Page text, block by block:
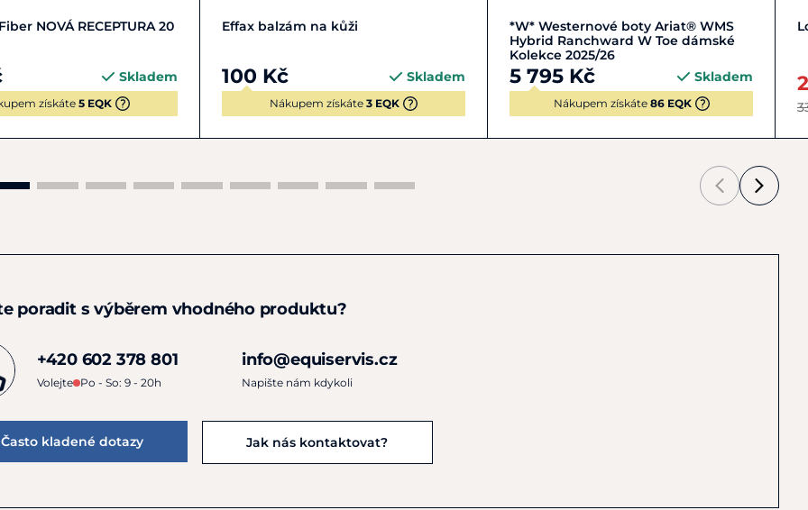
Do košíku
NOVÁ RECEPTURA 20
Skladem
získáte 5 EQK
Zobrazit detail
Effax balzám na kůži
100 Kč Skladem
Nákupem získáte 3 EQK
Zobrazit detail
*W* Westernové boty Ariat® WMS
Hybrid Ranchward W Toe dámské
Kolekce 2025/26
5 795 Kč Skladem
Nákupem získáte 86 EQK
poradit s výběrem vhodného produktu?
+420 602 378 801
Volejte Po - So: 9 - 20h
info@equiservis.cz
Napište nám kdykoli
Často kladené dotazy Jak nás kontaktovat?